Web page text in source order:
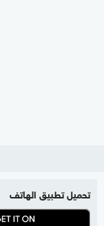
تحميل تطبيق الهاتف